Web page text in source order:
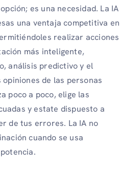
es una necesidad. La IA
una ventaja competitiva en
realizar acciones
más inteligente,
análisis predictivo y el
de las personas
poco a poco, elige las
y estate dispuesto a
de tus errores. La IA no
cuando se usa